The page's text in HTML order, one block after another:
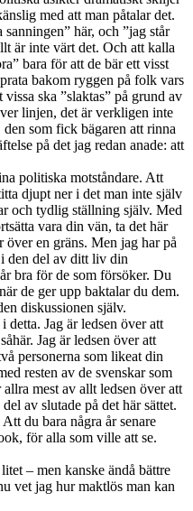
med att man påtalar det.
här, och ”jag står
är inte värt det. Och att kalla
bara för att de bär ett visst
bakom ryggen på folk vars
ska ”slaktas” på grund av
linjen, det är verkligen inte
som fick bägaren att rinna
på det jag redan anade: att
politiska motståndare. Att
djupt ner i det man inte själv
och tydlig ställning själv. Med
vara din vän, ta det här
en gräns. Men jag har på
den del av ditt liv din
bra för de som försöker. Du
de ger upp baktalar du dem.
diskussionen själv.
detta. Jag är ledsen över att
Jag är ledsen över att
personerna som likeat din
resten av de svenskar som
mest av allt ledsen över att
av slutade på det här sättet.
du bara några år senare
för alla som ville att se.
– men kanske ändå bättre
vet jag hur maktlös man kan